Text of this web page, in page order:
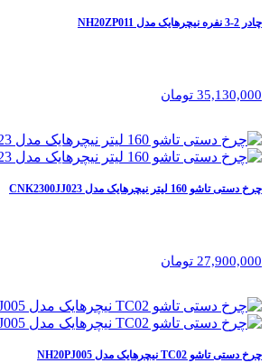
چادر 2-3 نفره نیچرهایک مدل NH20ZP011
35,130,000 تومان
چرخ دستی تاشو 160 لیتر نیچرهایک مدل CNK2300JJ023
27,900,000 تومان
چرخ دستی تاشو TC02 نیچرهایک مدل NH20PJ005